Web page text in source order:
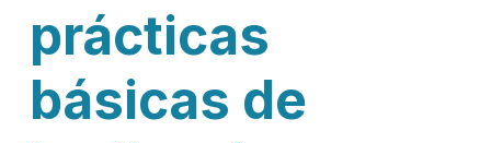
prácticas
básicas de